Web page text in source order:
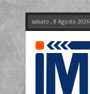
sabato , 8 Agosto 2026